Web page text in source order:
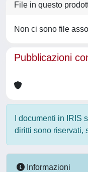
File in questo
Non ci sono file
Pubblicazioni
I documenti in IRIS
diritti sono riservati,
Informazioni